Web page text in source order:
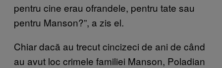
pentru cine erau ofrandele, pentru tate sau
pentru Manson?”, a zis el.
Chiar dacă au trecut cincizeci de ani de când
au avut loc crimele familiei Manson, Poladian